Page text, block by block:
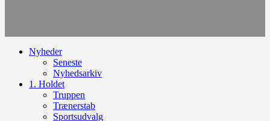
Nyheder
Seneste
Nyhedsarkiv
1. Holdet
Truppen
Trænerstab
Sportsudvalg